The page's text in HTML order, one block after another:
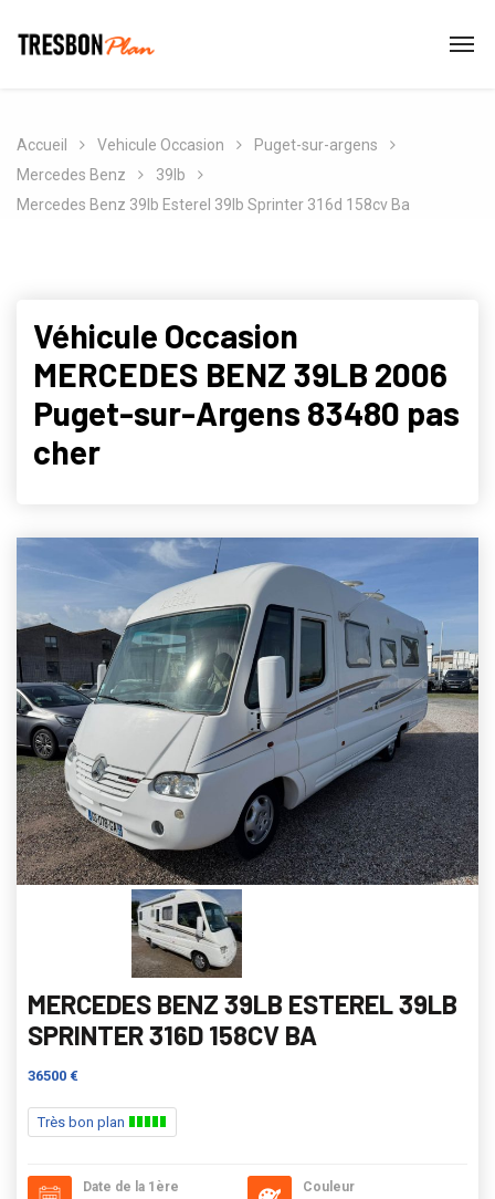
Accueil Vehicule Occasion
Puget-sur-argens
Mercedes Benz
39lb
Mercedes Benz 39lb Esterel 39lb Sprinter 316d 158cv Ba
Véhicule Occasion
MERCEDES BENZ 39LB 2006
Puget-sur-Argens 83480 pas
cher
MERCEDES BENZ 39LB ESTEREL 39LB
SPRINTER 316D 158CV BA
36500 €
Très bon plan
Date de la 1ère
Couleur